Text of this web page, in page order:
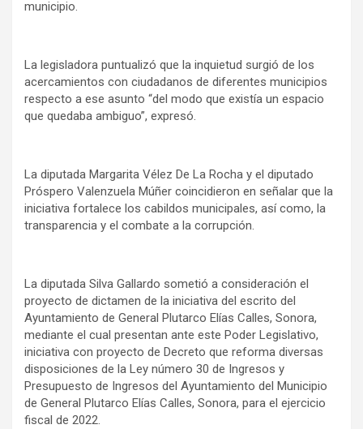
municipio.
La legisladora puntualizó que la inquietud surgió de los
acercamientos con ciudadanos de diferentes municipios
respecto a ese asunto “del modo que existía un espacio
que quedaba ambiguo”, expresó.
La diputada Margarita Vélez De La Rocha y el diputado
Próspero Valenzuela Múñer coincidieron en señalar que la
iniciativa fortalece los cabildos municipales, así como, la
transparencia y el combate a la corrupción.
La diputada Silva Gallardo sometió a consideración el
proyecto de dictamen de la iniciativa del escrito del
Ayuntamiento de General Plutarco Elías Calles, Sonora,
mediante el cual presentan ante este Poder Legislativo,
iniciativa con proyecto de Decreto que reforma diversas
disposiciones de la Ley número 30 de Ingresos y
Presupuesto de Ingresos del Ayuntamiento del Municipio
de General Plutarco Elías Calles, Sonora, para el ejercicio
fiscal de 2022.